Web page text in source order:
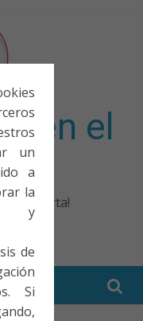
un
a
la
y
de
Si
en el
importa!